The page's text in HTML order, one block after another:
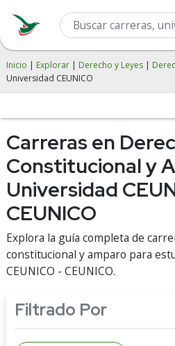
Inicio | Explorar | Derecho y Leyes |
Universidad CEUNICO
Carreras en
Constitucional y
Universidad
CEUNICO
Explora la guía completa de
constitucional y amparo para
CEUNICO - CEUNICO.
Filtrado Por